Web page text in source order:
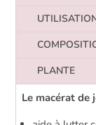
PLANTE
Le macérat de